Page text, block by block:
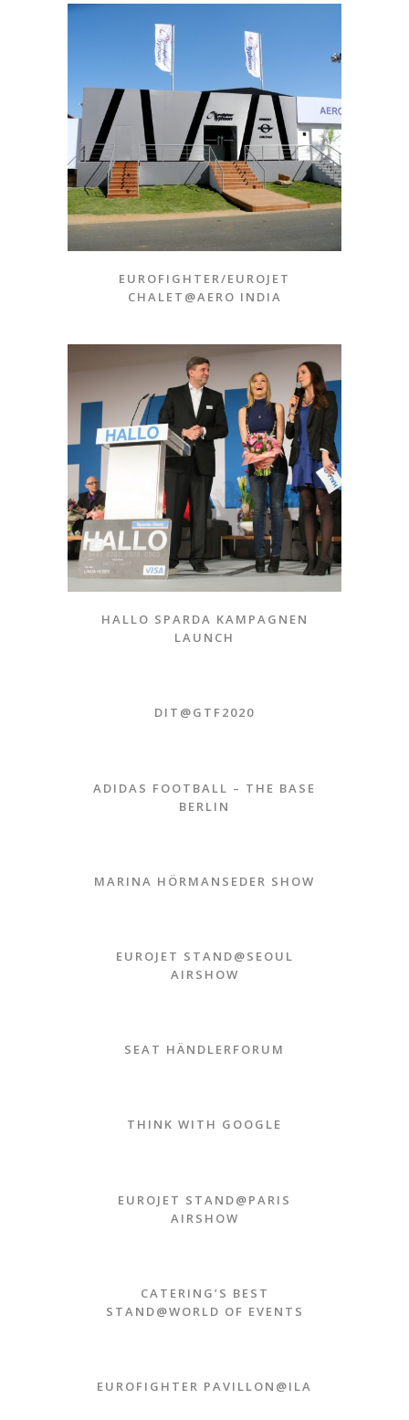
EUROFIGHTER/EUROJET
CHALET@AERO INDIA
HALLO SPARDA KAMPAGNEN
LAUNCH
DIT@GTF2020
ADIDAS FOOTBALL – THE BASE
BERLIN
MARINA HÖRMANSEDER SHOW
EUROJET STAND@SEOUL
AIRSHOW
SEAT HÄNDLERFORUM
THINK WITH GOOGLE
EUROJET STAND@PARIS
AIRSHOW
CATERING’S BEST
STAND@WORLD OF EVENTS
EUROFIGHTER PAVILLON@ILA